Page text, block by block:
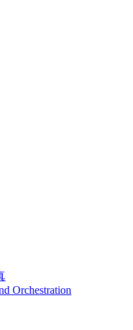
Orchestration